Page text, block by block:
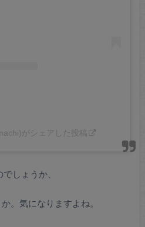
がシェアした投稿
しょうか、
。気になりますよね。